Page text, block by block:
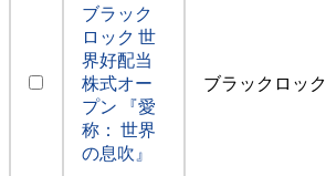
ブラック
ロック 世
界好配当
株式オー
プン 『愛
称： 世界
の息吹』
ブラックロック